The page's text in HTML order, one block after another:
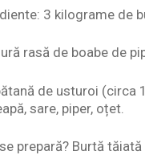
3 kilograme de
rasă de boabe de
de usturoi (circa
sare, piper, oțet.
prepară? Burtă